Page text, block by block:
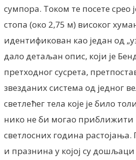
сумпора. Током те посете срео
стопа (око 2,75 м) високог
идентификован као један од
дало детаљан опис, који је
претходног сусрета,
звезданих система од једног
светлећег тела које је било
нико не би могао приближити
светлосних година растојања.
и празнина у којој су